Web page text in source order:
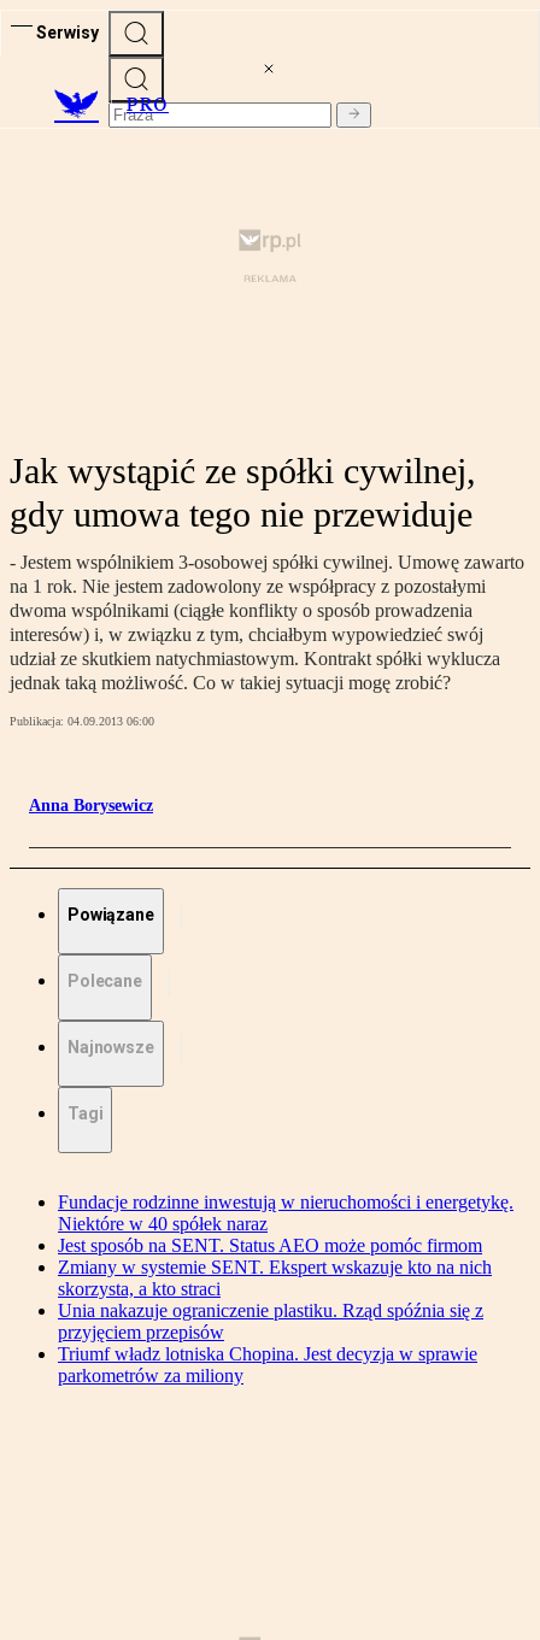
Serwisy
PRO
Jak wystąpić ze spółki cywilnej,
gdy umowa tego nie przewiduje
- Jestem wspólnikiem 3-osobowej spółki cywilnej. Umowę zawarto
na 1 rok. Nie jestem zadowolony ze współpracy z pozostałymi
dwoma wspólnikami (ciągłe konflikty o sposób prowadzenia
interesów) i, w związku z tym, chciałbym wypowiedzieć swój
udział ze skutkiem natychmiastowym. Kontrakt spółki wyklucza
jednak taką możliwość. Co w takiej sytuacji mogę zrobić?
Publikacja: 04.09.2013 06:00
Anna Borysewicz
Powiązane
Polecane
Najnowsze
Tagi
Fundacje rodzinne inwestują w nieruchomości i energetykę.
Niektóre w 40 spółek naraz
Jest sposób na SENT. Status AEO może pomóc firmom
Zmiany w systemie SENT. Ekspert wskazuje kto na nich
skorzysta, a kto straci
Unia nakazuje ograniczenie plastiku. Rząd spóźnia się z
przyjęciem przepisów
Triumf władz lotniska Chopina. Jest decyzja w sprawie
parkometrów za miliony